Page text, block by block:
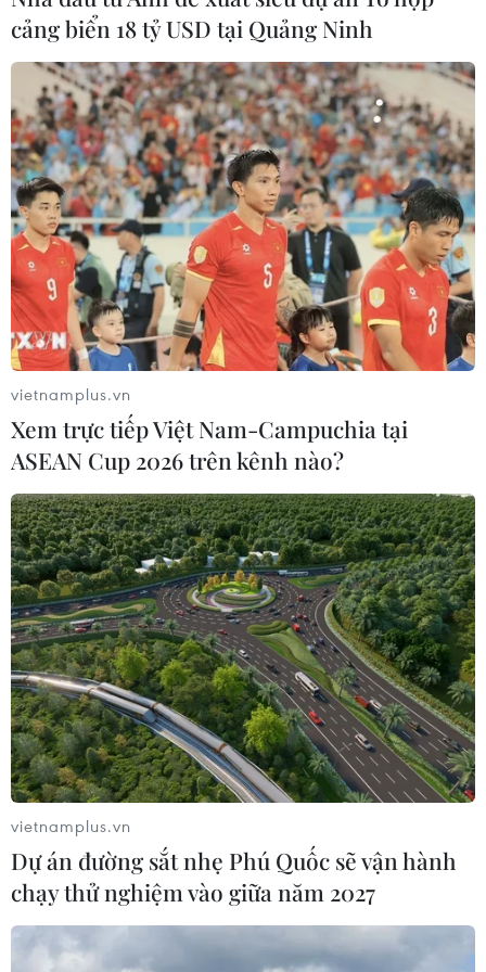
cảng biển 18 tỷ USD tại Quảng Ninh
vietnamplus.vn
Xem trực tiếp Việt Nam-Campuchia tại
ASEAN Cup 2026 trên kênh nào?
vietnamplus.vn
Dự án đường sắt nhẹ Phú Quốc sẽ vận hành
chạy thử nghiệm vào giữa năm 2027